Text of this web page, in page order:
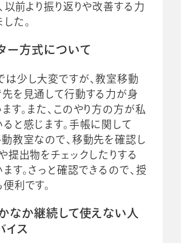
以前より振り返りや改善する力
た。
ー方式について
は少し大変ですが、教室移動
先を見通して行動する力が身
す。また、このやり方の方が私
と感じます。手帳に関して
動教室なので、移動先を確認し
提出物をチェックしたりする
す。さっと確認できるので、授
利です。
なか継続して使えない人
イス